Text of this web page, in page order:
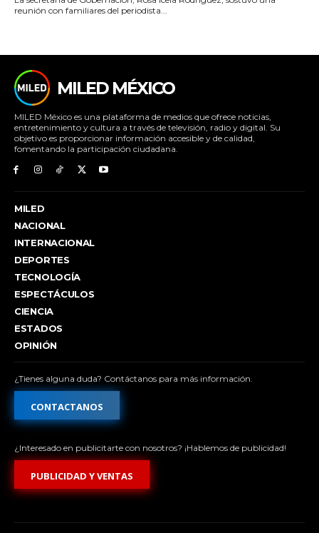
reunión con familiares del periodista...
MILED MÉXICO
MILED México es una plataforma de medios que ofrece noticias,
entretenimiento y cultura a través de televisión, radio y digital. Su
objetivo es proporcionar información accesible y de calidad,
fomentando la participación ciudadana.
MILED
NACIONAL
INTERNACIONAL
DEPORTES
TECNOLOGÍA
ESPECTÁCULOS
CIENCIA
ESTADOS
OPINIÓN
¿Tienes alguna duda? Contáctanos para más información.
CONTACTANOS
¿Interesado en publicitarte con nosotros? ¡Hablemos de publicidad!
PUBLICIDAD Y VENTAS